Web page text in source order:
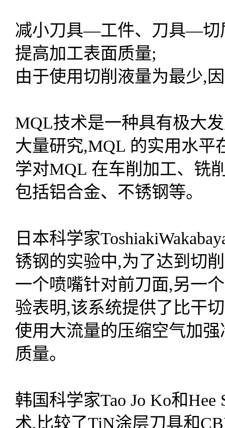
减小刀具—工件、刀具—切
提高加工表面质量;
由于使用切削液量为最少,
MQL技术是一种具有极大
大量研究,MQL 的实用水平
学对MQL 在车削加工、铣
包括铝合金、不锈钢等。
日本科学家
锈钢的实验中,为了达到切
一个喷嘴针对前刀面,另一
验表明,该系统提供了比干
使用大流量的压缩空气加
质量。
韩国科学家Tao Jo Ko和
术,比较了TiN涂层刀具和